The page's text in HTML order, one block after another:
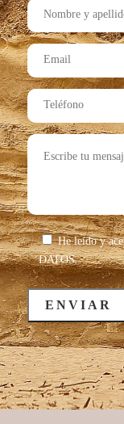
He leído y
DATOS.